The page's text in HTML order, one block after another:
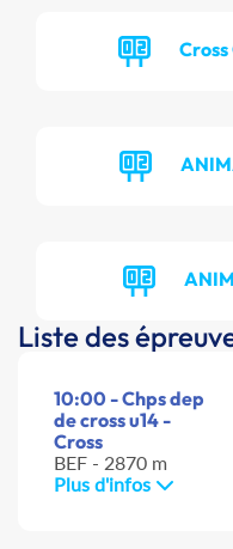
Liste des
10:00 - Chps dep
de cross u14 -
Cross
BEF - 2870 m
Plus d'infos